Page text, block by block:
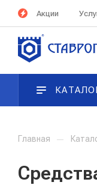
Акции
Главная —